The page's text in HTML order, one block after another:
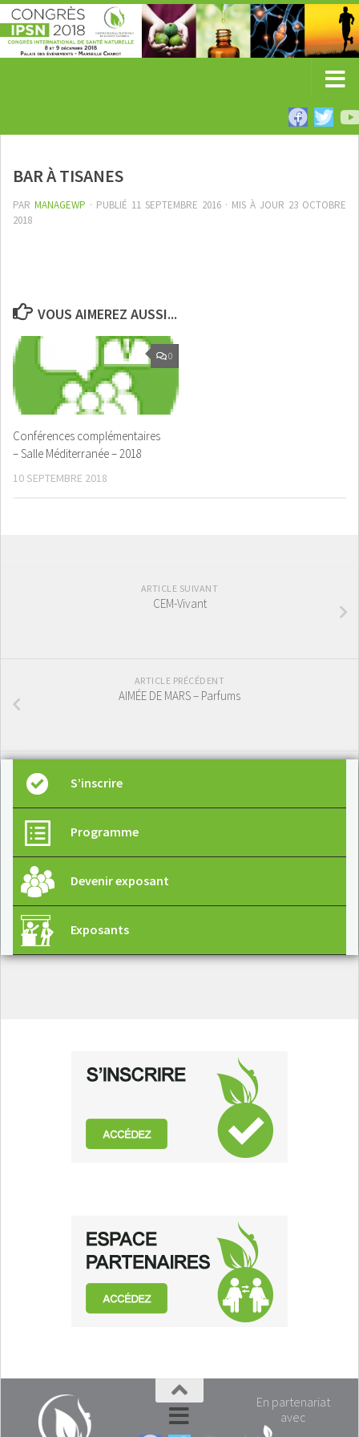
BAR À TISANES
PAR MANAGEWP · PUBLIÉ 11 SEPTEMBRE 2016 · MIS À JOUR 23 OCTOBRE
2018
VOUS AIMEREZ AUSSI...
0
Conférences complémentaires
– Salle Méditerranée – 2018
10 SEPTEMBRE 2018
ARTICLE SUIVANT
CEM-Vivant
ARTICLE PRÉCÉDENT
AIMÉE DE MARS – Parfums
S’inscrire
Programme
Devenir exposant
Exposants
En partenariat
avec